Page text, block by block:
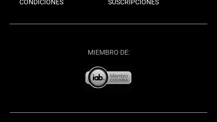
CONDICIONES
SUSCRIPCIONES
MIEMBRO DE: